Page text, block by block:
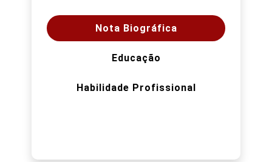
Nota Biográfica
Educação
Habilidade Profissional